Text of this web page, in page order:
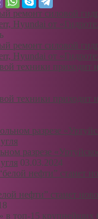
ремонт силовой
Hyundai от
ремонт силовой
Hyundai от
техники приходит
техники приходит
разрезе
03.03.2024
нефти” станет